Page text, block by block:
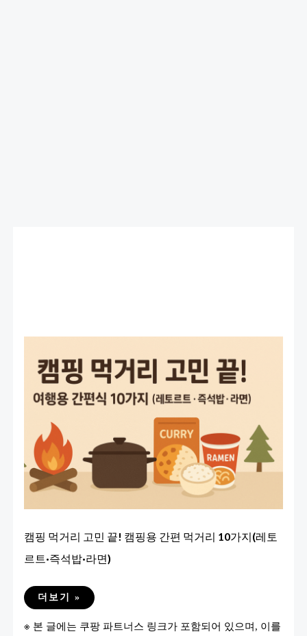
캠핑 먹거리 고민 끝! 캠핑용 간편 먹거리 10가지(레토
르트·즉석밥·라면)
캠
거
더보기 »
※ 본 글에는 쿠팡 파트너스 링크가 포함되어 있으며, 이를